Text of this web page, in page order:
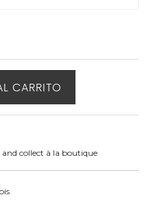
CARRITO
collect à la boutique